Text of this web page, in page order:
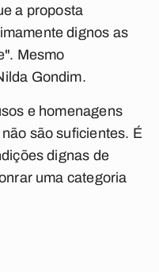
a proposta
dignos as
Mesmo
Gondim.
e homenagens
são suficientes. É
dignas de
uma categoria